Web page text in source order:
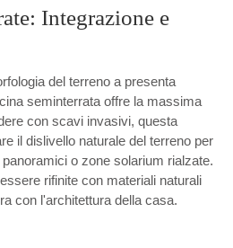
Integrazione e
del terreno a presenta
seminterrata offre la massima
con scavi invasivi, questa
il dislivello naturale del terreno per
o zone solarium rialzate.
rifinite con materiali naturali
con l'architettura della casa.